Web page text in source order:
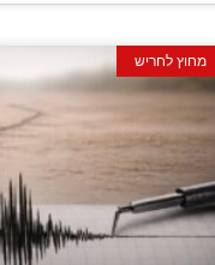
מחוץ לחריש